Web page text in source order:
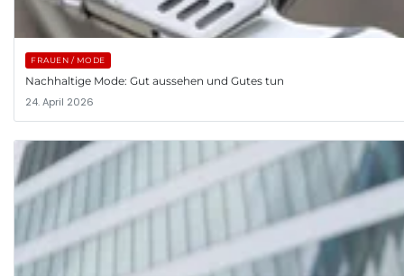
FRAUEN / MODE
Nachhaltige Mode: Gut aussehen und Gutes tun
24. April 2026